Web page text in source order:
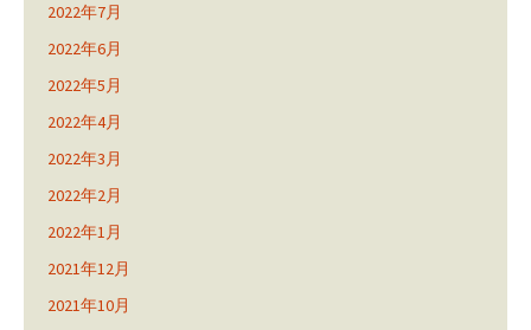
2022年7月
2022年6月
2022年5月
2022年4月
2022年3月
2022年2月
2022年1月
2021年12月
2021年10月